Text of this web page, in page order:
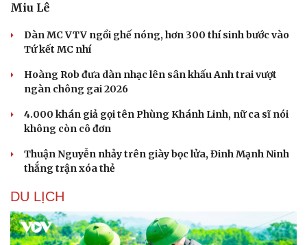
Miu Lê
Dàn MC VTV ngồi ghế nóng, hơn 300 thí sinh bước vào
Tứ kết MC nhí
Hoàng Rob đưa dàn nhạc lên sân khấu Anh trai vượt
ngàn chông gai 2026
4.000 khán giả gọi tên Phùng Khánh Linh, nữ ca sĩ nói
không còn cô đơn
Thuận Nguyễn nhảy trên giày bọc lửa, Đinh Mạnh Ninh
thắng trận xóa thẻ
DU LỊCH